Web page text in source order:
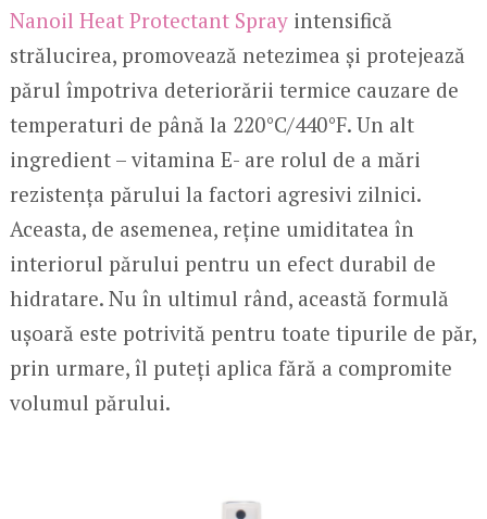
Nanoil Heat Protectant Sprayintensifică
strălucirea, promovează netezimea și protejează
părul împotriva deteriorării termice cauzare de
temperaturi de până la 220°C/440°F. Un alt
ingredient – vitamina E- are rolul de a mări
rezistența părului la factori agresivi zilnici.
Aceasta, de asemenea, reține umiditatea în
interiorul părului pentru un efect durabil de
hidratare. Nu în ultimul rând, această formulă
ușoară este potrivită pentru toate tipurile de păr,
prin urmare, îl puteți aplica fără a compromite
volumul părului.